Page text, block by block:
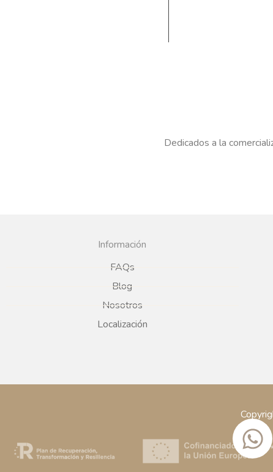
Dedicados a la
Información
FAQs
Blog
Nosotros
Localización